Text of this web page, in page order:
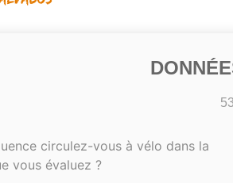
circulez-vous à vélo dans la
vous évaluez ?